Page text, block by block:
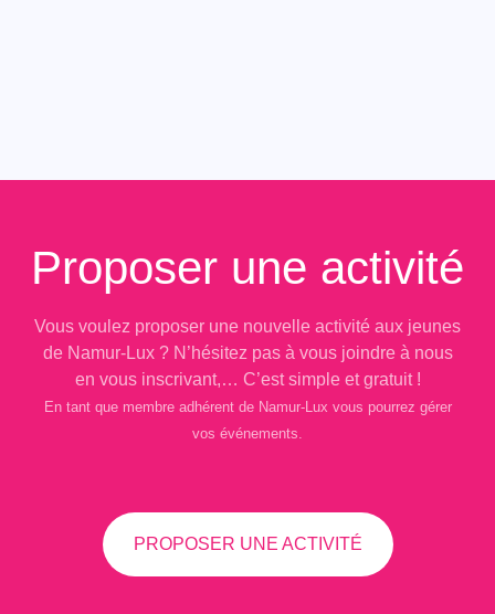
Proposer une activité
Vous voulez proposer une nouvelle activité aux jeunes
de Namur-Lux ? N’hésitez pas à vous joindre à nous
en vous inscrivant,… C’est simple et gratuit !
En tant que membre adhérent de Namur-Lux vous pourrez gérer
vos événements.
PROPOSER UNE ACTIVITÉ